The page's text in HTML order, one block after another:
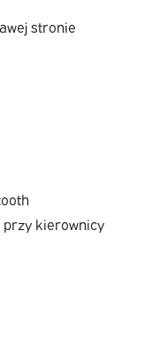
stronie
przy kierownicy